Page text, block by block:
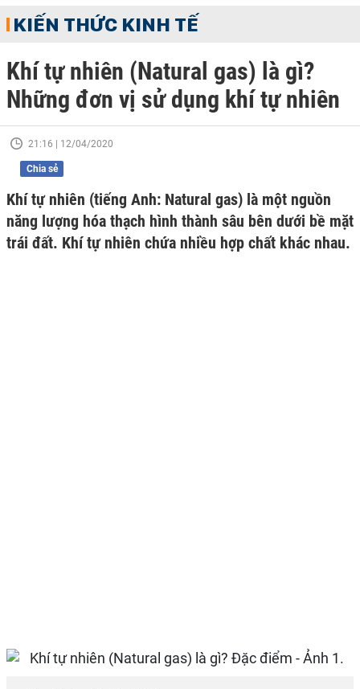
KIẾN THỨC KINH TẾ
Khí tự nhiên (Natural gas) là gì?
Những đơn vị sử dụng khí tự nhiên
21:16 | 12/04/2020
Chia sẻ
Khí tự nhiên (tiếng Anh: Natural gas) là một nguồn
năng lượng hóa thạch hình thành sâu bên dưới bề mặt
trái đất. Khí tự nhiên chứa nhiều hợp chất khác nhau.